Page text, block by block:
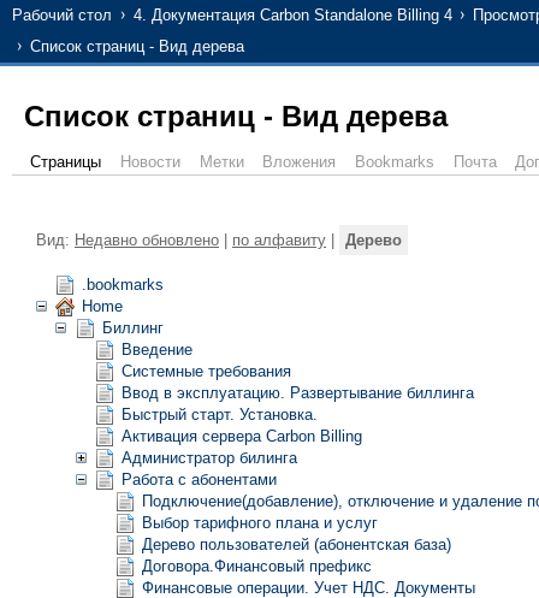
Рабочий стол 4. Документация Carbon Standalone Billing 4
Список страниц - Вид дерева
Список страниц - Вид дерева
Страницы Новости Метки Вложения Bookmarks Почта
Вид: Недавно обновлено по алфавиту Дерево
.bookmarks
Home
Биллинг
Введение
Системные требования
Ввод в эксплуатацию. Развертывание биллинга
Быстрый старт. Установка.
Активация сервера Carbon Billing
Администратор билинга
Работа с абонентами
Подключение(добавление), отключение и удаление
Выбор тарифного плана и услуг
Дерево пользователей (абонентская база)
Договора.Финансовый префикс
Финансовые операции. Учет НДС. Документы